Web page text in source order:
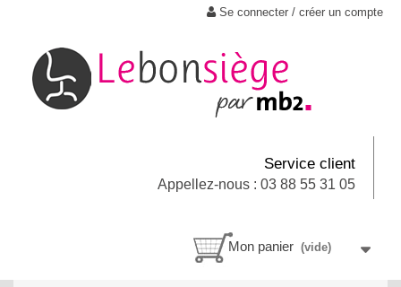
Se connecter / créer un compte
Service client
Appellez-nous : 03 88 55 31 05
Mon panier (vide)